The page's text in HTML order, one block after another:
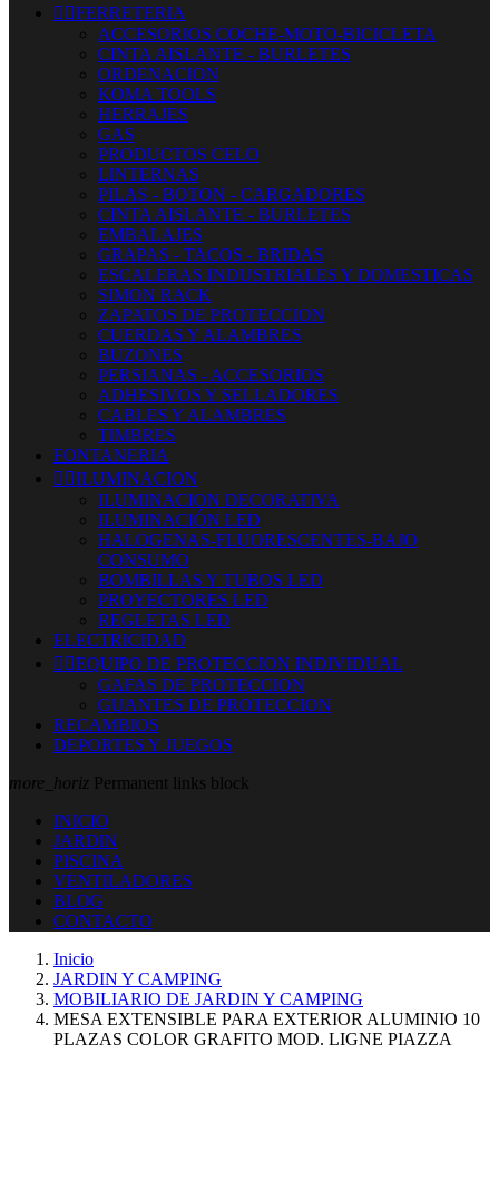
 FERRETERIA
ACCESORIOS COCHE-MOTO-BICICLETA
CINTA AISLANTE - BURLETES
ORDENACION
KOMA TOOLS
HERRAJES
GAS
PRODUCTOS CELO
LINTERNAS
PILAS - BOTON - CARGADORES
CINTA AISLANTE - BURLETES
EMBALAJES
GRAPAS - TACOS - BRIDAS
ESCALERAS INDUSTRIALES Y DOMESTICAS
SIMON RACK
ZAPATOS DE PROTECCION
CUERDAS Y ALAMBRES
BUZONES
PERSIANAS - ACCESORIOS
ADHESIVOS Y SELLADORES
CABLES Y ALAMBRES
TIMBRES
FONTANERIA
 ILUMINACION
ILUMINACION DECORATIVA
ILUMINACIÓN LED
HALOGENAS-FLUORESCENTES-BAJO
CONSUMO
BOMBILLAS Y TUBOS LED
PROYECTORES LED
REGLETAS LED
ELECTRICIDAD
 EQUIPO DE PROTECCION INDIVIDUAL
GAFAS DE PROTECCION
GUANTES DE PROTECCION
RECAMBIOS
DEPORTES Y JUEGOS
more_horiz Permanent links block
INICIO
JARDIN
PISCINA
VENTILADORES
BLOG
CONTACTO
Inicio
JARDIN Y CAMPING
MOBILIARIO DE JARDIN Y CAMPING
MESA EXTENSIBLE PARA EXTERIOR ALUMINIO 10
PLAZAS COLOR GRAFITO MOD. LIGNE PIAZZA